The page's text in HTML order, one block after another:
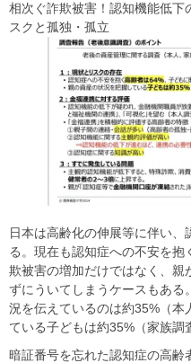
相次ぐ詐欺被害！認知機能低下
スクと孤独・孤立
日本は高齢化の伸展等に伴い
る。現在も認知症への不安を
欺被害の増加だけではなく、
ずにういてしまうケースもある
況を伝えているのは約35%（本
ている子どもは約35%（家族調
暗証番号を忘れた認知症の高